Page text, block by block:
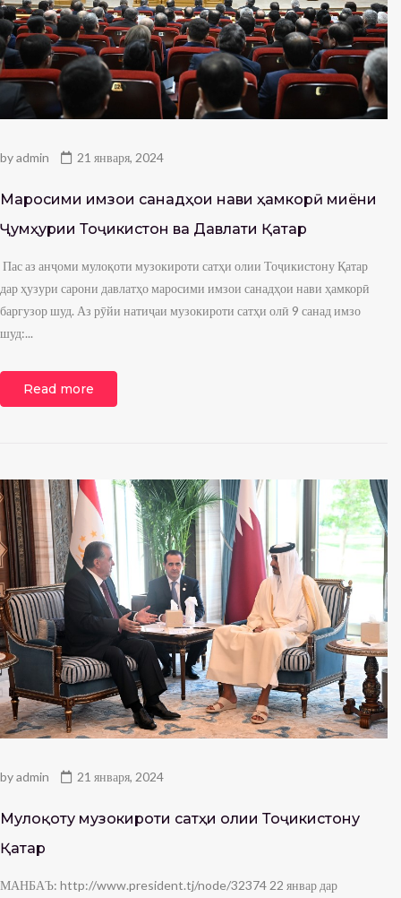
byadmin 21 января, 2024
Маросими имзои санадҳои нави ҳамкорӣ миёни
Ҷумҳурии Тоҷикистон ва Давлати Қатар
Пас аз анҷоми мулоқоти музокироти сатҳи олии Тоҷикистону Қатар
дар ҳузури сарони давлатҳо маросими имзои санадҳои нави ҳамкорӣ
баргузор шуд. Аз рӯйи натиҷаи музокироти сатҳи олӣ 9 санад имзо
шуд:...
Read more
byadmin 21 января, 2024
Мулоқоту музокироти сатҳи олии Тоҷикистону
Қатар
МАНБАЪ: http://www.president.tj/node/32374 22 январ дар